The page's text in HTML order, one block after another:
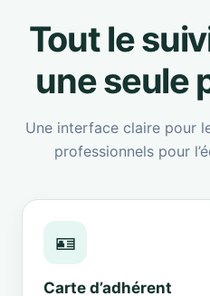
Tout le
une seule
Une interface claire pour
professionnels pour
🪪
Carte d’adhérent